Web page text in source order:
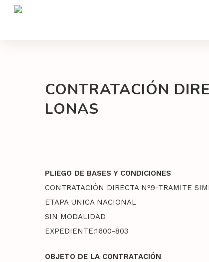
Hit enter to search or ESC to close
CONTRATACIÓN
LONAS
PLIEGO DE BASES Y CONDICIONES
CONTRATACIÓN DIRECTA N°9-TRAMITE
ETAPA UNICA NACIONAL
SIN MODALIDAD
EXPEDIENTE:1600-803
OBJETO DE LA CONTRATACIÓN